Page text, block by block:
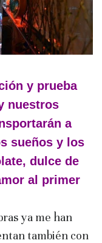
y prueba
nuestros
a
sueños y los
dulce de
al primer
ya me han
también con